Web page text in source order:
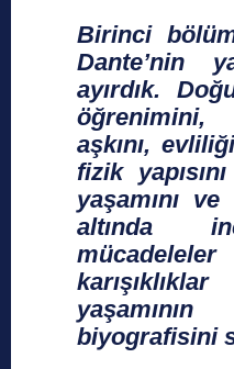
Birinci
Dante’nin
ayırdık.
aşkını,
fizik
yaşamını
altında
biyografisini